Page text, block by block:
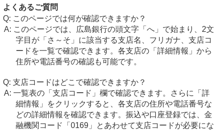
よくあるご質問
このページでは何が確認できますか？
このページでは、広島銀行の頭文字「へ」で始まり、2文
字目が「さ～そ」に該当する支店名、フリガナ、支店コ
ードを一覧で確認できます。各支店の「詳細情報」から
住所や電話番号の確認も可能です。
支店コードはどこで確認できますか？
一覧表の「支店コード」欄で確認できます。さらに「詳
細情報」をクリックすると、各支店の住所や電話番号な
どの詳細情報を確認できます。振込や口座登録では、金
融機関コード「0169」とあわせて支店コードが必要にな